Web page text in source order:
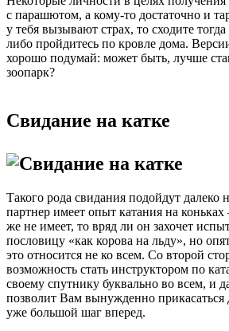
с парашютом, а кому-то достаточно и
у тебя вызывают страх, то сходите
либо пройдитесь по кровле дома.
хорошо подумай: может быть, лучше
зоопарк?
Свидание на катке
Такого рода свидания подойдут
партнер имеет опыт катания на коньках
же не имеет, то вряд ли он захочет
пословицу «как корова на льду», но
это относится не ко всем. Со второй
возможность стать инструктором по
своему спутнику буквально во всем, и
позволит Вам вынужденно прикасаться
уже большой шаг вперед.